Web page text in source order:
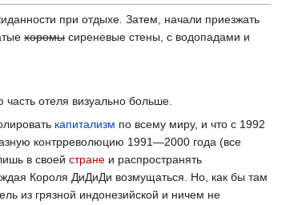
при отдыхе. Затем, начали приезжать
хоромы сиреневые стены, с водопадами и
отеля визуально больше.
капитализм по всему миру, и что с 1992
контрреволюцию 1991—2000 года (все
в своей стране и распространять
Короля ДиДиДи возмущаться. Но, как бы там
из грязной индонезийской и ничем не